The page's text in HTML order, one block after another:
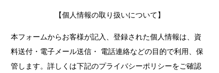
【個人情報の取り扱いについて】
本フォームからお客様が記入、登録された個人情報は、資
料送付・電子メール送信・ 電話連絡などの目的で利用、保
管します。詳しくは下記のプライバシーポリシーをご確認